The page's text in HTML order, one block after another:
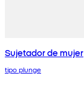
Sujetador de mujer
tipo plunge